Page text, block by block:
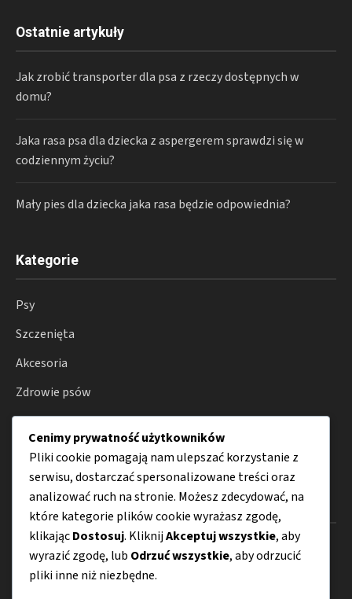
Ostatnie artykuły
Jak zrobić transporter dla psa z rzeczy dostępnych w
domu?
Jaka rasa psa dla dziecka z aspergerem sprawdzi się w
codziennym życiu?
Mały pies dla dziecka jaka rasa będzie odpowiednia?
Kategorie
Psy
Szczenięta
Akcesoria
Zdrowie psów
Hodowla
Porady
Menu
Kontakt
Cenimy prywatność użytkowników
Pliki cookie pomagają nam ulepszać korzystanie z
serwisu, dostarczać spersonalizowane treści oraz
analizować ruch na stronie. Możesz zdecydować, na
które kategorie plików cookie wyrażasz zgodę,
klikającDostosuj. KliknijAkceptuj wszystkie, aby
wyrazić zgodę, lub Odrzuć wszystkie, aby odrzucić
pliki inne niż niezbędne.